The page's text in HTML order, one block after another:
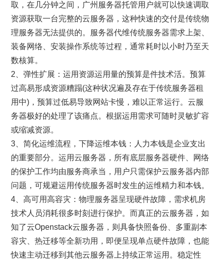
取，在几分钟之间，广州服务器托管用户就可以快速调取
资源获取一台完整的云服务器，这种快速的交付是传统物
理服务器无法提供的。服务器代维传统服务器需求上架、
装备网络、安装操作系统等过程，通常耗时以小时乃至天
数核算。
2、弹性扩展：运用资源运用量的预算是件技术活。预算
过高易形成资源糟蹋(这种状况遍及存在于传统服务器租
用中)，预算过低易导致网站卡慢，难以正常运行。云服
务器极好的处理了该痛点。根据运用需求可随时灵敏扩容
或缩减资源。
3、简化运维流程，下降运维本钱：人力本钱是企业支出
的重要部分。运用云服务器，所有底层服务器硬件、网络
的保护工作均由服务商承当，用户只需保护云服务器内部
问题，可规避运用传统服务器时发生的运维精力和本钱。
4、高可用高容灾：物理服务器呈现硬件故障，需求机房
技术人员消耗很多时刻进行保护。而真正的云服务器，如
知了云Openstack云服务器，则具备快照备份、多重副本
容灾、热迁移等全新功用，即便呈现单点硬件故障，也能
快速主动迁移到其他云服务器上持续正常运用。稳定性